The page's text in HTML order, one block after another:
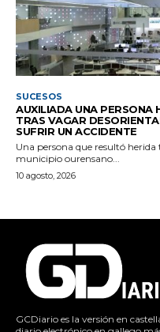
SUCESOS
AUXILIADA UNA PERSONA
TRAS VAGAR
SUFRIR UN ACCIDENTE
Una persona que resultó herida
municipio ourensano...
10 agosto, 2026
GCDiario es la versión en